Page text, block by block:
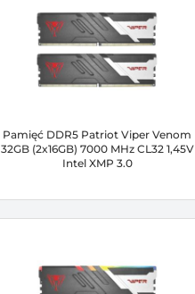
Pamięć DDR5 Patriot Viper Venom
32GB (2x16GB) 7000 MHz CL32 1,45V
Intel XMP 3.0